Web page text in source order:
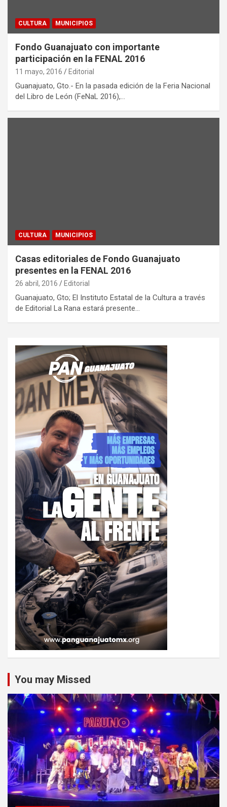
CULTURA MUNICIPIOS
Fondo Guanajuato con importante
participación en la FENAL 2016
11 mayo, 2016 Editorial
Guanajuato, Gto.- En la pasada edición de la Feria Nacional
del Libro de León (FeNaL 2016),…
CULTURA MUNICIPIOS
Casas editoriales de Fondo Guanajuato
presentes en la FENAL 2016
26 abril, 2016 Editorial
Guanajuato, Gto; El Instituto Estatal de la Cultura a través
de Editorial La Rana estará presente…
You may Missed